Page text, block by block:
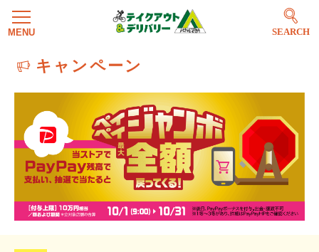
SEARCH
キャンペーン